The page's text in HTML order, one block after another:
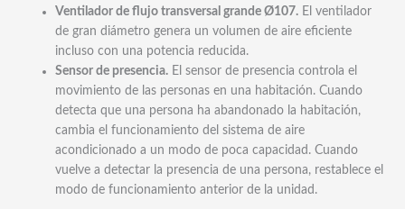
Ventilador de flujo transversal grande Ø107. El ventilador
de gran diámetro genera un volumen de aire eficiente
incluso con una potencia reducida.
Sensor de presencia. El sensor de presencia controla el
movimiento de las personas en una habitación. Cuando
detecta que una persona ha abandonado la habitación,
cambia el funcionamiento del sistema de aire
acondicionado a un modo de poca capacidad. Cuando
vuelve a detectar la presencia de una persona, restablece el
modo de funcionamiento anterior de la unidad.